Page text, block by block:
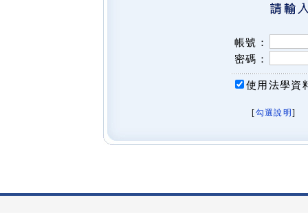
帳號：
密碼：
使用法學資
[勾選說明 ]